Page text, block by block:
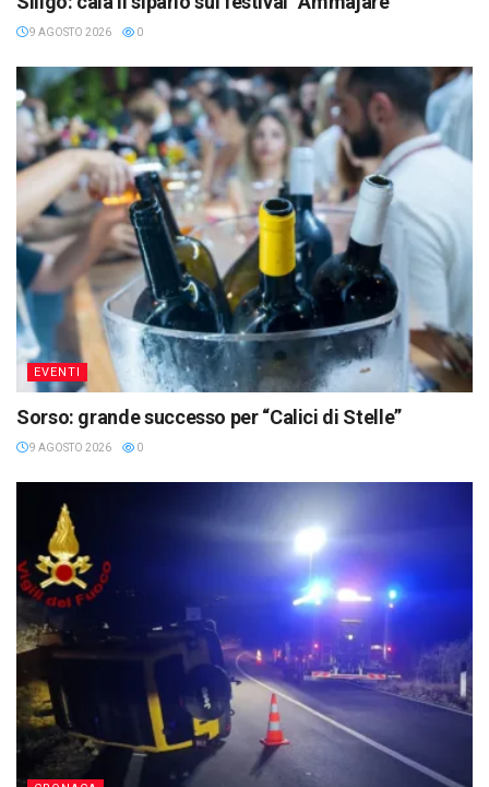
9 AGOSTO 2026 0
EVENTI
Sorso: grande successo per “Calici di Stelle”
9 AGOSTO 2026 0